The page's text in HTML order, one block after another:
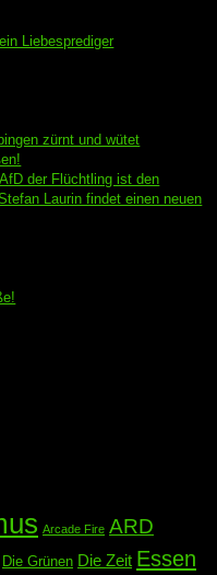
Liebesprediger
zürnt und wütet
der Flüchtling ist den
Laurin findet einen neuen
Arcade Fire ARD
Die Grünen Die Zeit Essen